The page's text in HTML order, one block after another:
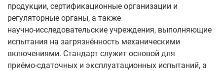
продукции, сертификационные организации и
регуляторные органы, а также
научно‑исследовательские учреждения, выполняющие
испытания на загрязнённость механическими
включениями. Стандарт служит основой для
приёмо‑сдаточных и эксплуатационных испытаний, а